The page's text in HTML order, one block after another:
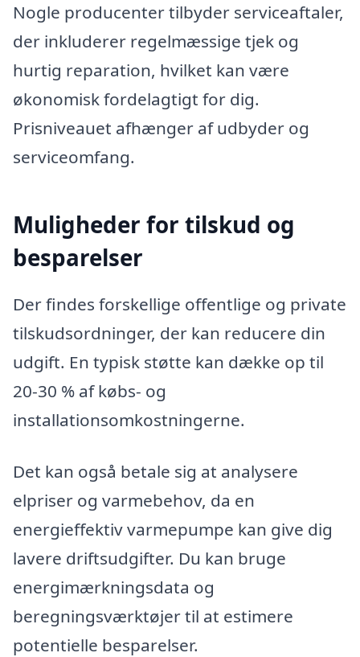
Nogle producenter tilbyder serviceaftaler,
der inkluderer regelmæssige tjek og
hurtig reparation, hvilket kan være
økonomisk fordelagtigt for dig.
Prisniveauet afhænger af udbyder og
serviceomfang.
Muligheder for tilskud og
besparelser
Der findes forskellige offentlige og private
tilskudsordninger, der kan reducere din
udgift. En typisk støtte kan dække op til
20-30 % af købs- og
installationsomkostningerne.
Det kan også betale sig at analysere
elpriser og varmebehov, da en
energieffektiv varmepumpe kan give dig
lavere driftsudgifter. Du kan bruge
energimærkningsdata og
beregningsværktøjer til at estimere
potentielle besparelser.